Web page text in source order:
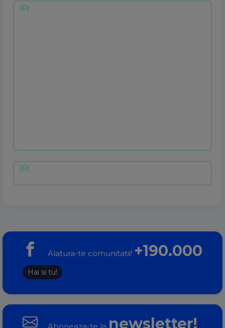
Alatura-te comunitatii! +190.000
Hai si tu!
newsletter!